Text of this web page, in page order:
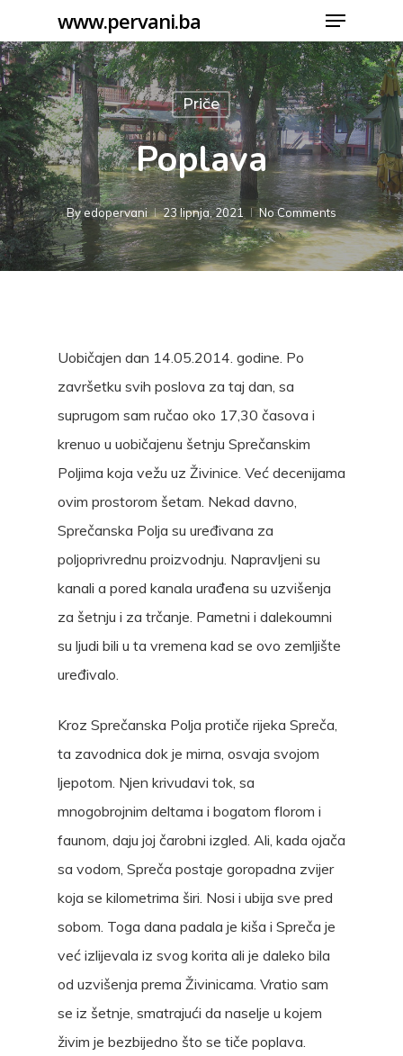
to
main
content
www.pervani.ba Menu
Priče
Poplava
Byedopervani 23 lipnja, 2021 No Comments
Uobičajen dan 14.05.2014. godine. Po
završetku svih poslova za taj dan, sa
suprugom sam ručao oko 17,30 časova i
krenuo u uobičajenu šetnju Sprečanskim
Poljima koja vežu uz Živinice. Već decenijama
ovim prostorom šetam. Nekad davno,
Sprečanska Polja su uređivana za
poljoprivrednu proizvodnju. Napravljeni su
kanali a pored kanala urađena su uzvišenja
za šetnju i za trčanje. Pametni i dalekoumni
su ljudi bili u ta vremena kad se ovo zemljište
uređivalo.
Kroz Sprečanska Polja protiče rijeka Spreča,
ta zavodnica dok je mirna, osvaja svojom
ljepotom. Njen krivudavi tok, sa
mnogobrojnim deltama i bogatom florom i
faunom, daju joj čarobni izgled. Ali, kada ojača
sa vodom, Spreča postaje goropadna zvijer
koja se kilometrima širi. Nosi i ubija sve pred
sobom. Toga dana padala je kiša i Spreča je
već izlijevala iz svog korita ali je daleko bila
od uzvišenja prema Živinicama. Vratio sam
se iz šetnje, smatrajući da naselje u kojem
živim je bezbijedno što se tiče poplava.
Close
Menu